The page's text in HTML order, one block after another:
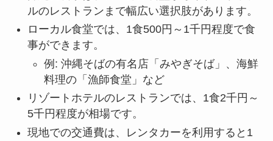
ルのレストランまで幅広い選択肢があります。
ローカル食堂では、1食500円～1千円程度で食
事ができます。
例: 沖縄そばの有名店「みやぎそば」、海鮮
料理の「漁師食堂」など
リゾートホテルのレストランでは、1食2千円～
5千円程度が相場です。
現地での交通費は、レンタカーを利用すると1